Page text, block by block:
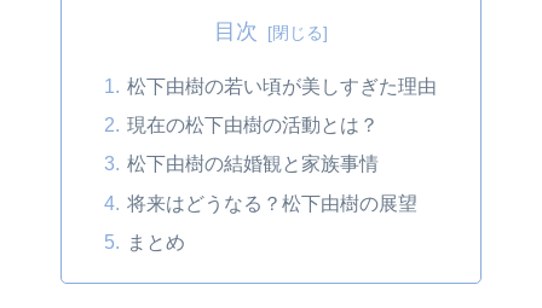
目次
松下由樹の若い頃が美しすぎた理由
現在の松下由樹の活動とは？
松下由樹の結婚観と家族事情
将来はどうなる？松下由樹の展望
まとめ